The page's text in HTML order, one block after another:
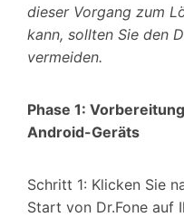
dieser Vorgang zum
kann, sollten Sie den
vermeiden.
Phase 1:
Android-Geräts
Schritt 1: Klicken Sie
Start von Dr.Fone auf